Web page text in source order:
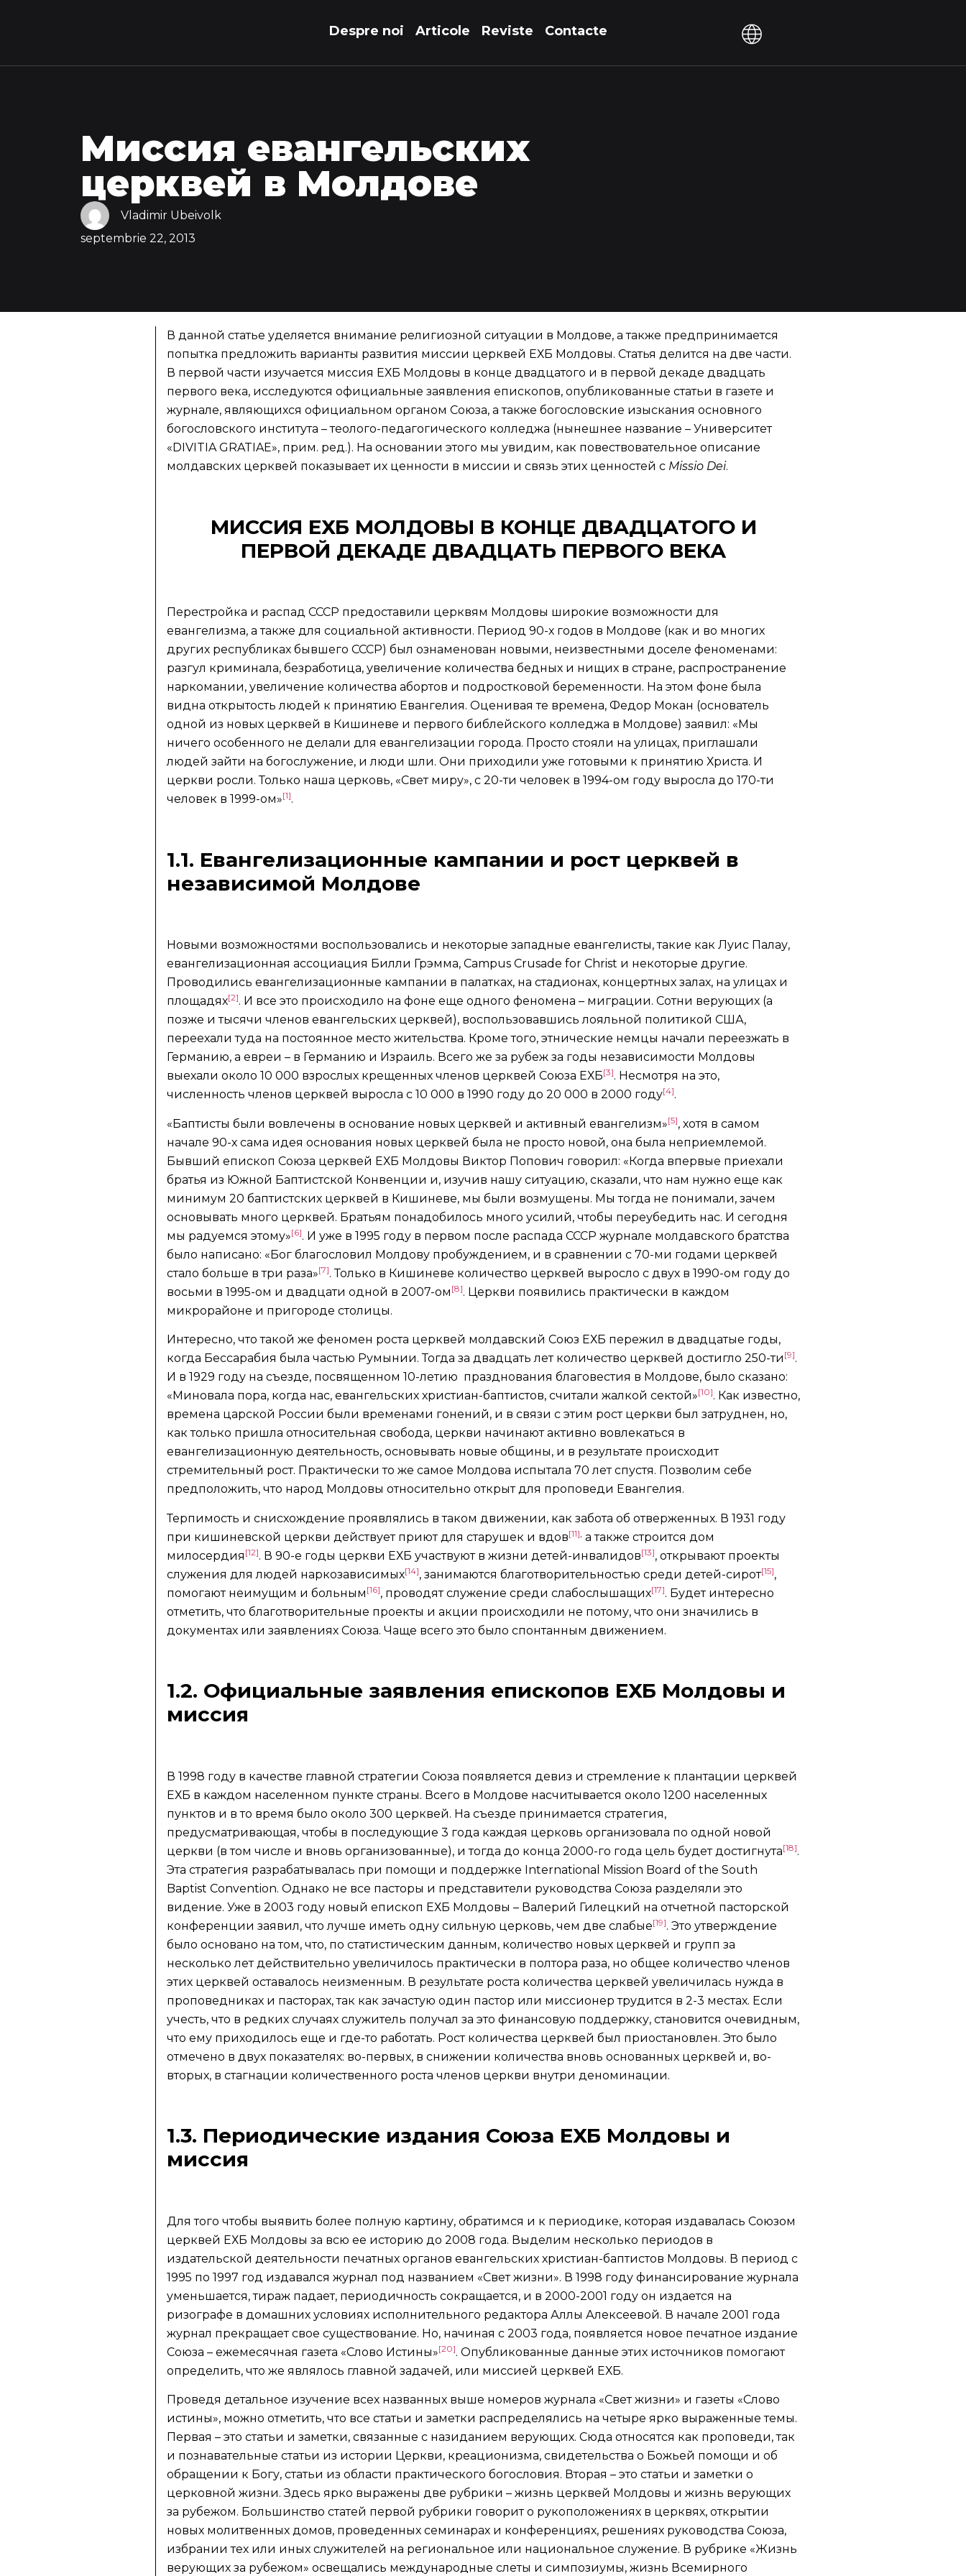
Despre noi Articole Reviste Contacte
Миссия евангельских
церквей в Молдове
Vladimir Ubeivolk
septembrie 22, 2013
В данной статье уделяется внимание религиозной ситуации в Молдове, а также предпринимается
попытка предложить варианты развития миссии церквей ЕХБ Молдовы. Статья делится на две части.
В первой части изучается миссия ЕХБ Молдовы в конце двадцатого и в первой декаде двадцать
первого века, исследуются официальные заявления епископов, опубликованные статьи в газете и
журнале, являющихся официальном органом Союза, а также богословские изыскания основного
богословского института – теолого-педагогического колледжа (нынешнее название – Университет
«DIVITIA GRATIAE», прим. ред.). На основании этого мы увидим, как повествовательное описание
молдавских церквей показывает их ценности в миссии и связь этих ценностей с Missio Dei.
МИССИЯ ЕХБ МОЛДОВЫ В КОНЦЕ ДВАДЦАТОГО И
ПЕРВОЙ ДЕКАДЕ ДВАДЦАТЬ ПЕРВОГО ВЕКА
Перестройка и распад СССР предоставили церквям Молдовы широкие возможности для
евангелизма, а также для социальной активности. Период 90-х годов в Молдове (как и во многих
других республиках бывшего СССР) был ознаменован новыми, неизвестными доселе феноменами:
разгул криминала, безработица, увеличение количества бедных и нищих в стране, распространение
наркомании, увеличение количества абортов и подростковой беременности. На этом фоне была
видна открытость людей к принятию Евангелия. Оценивая те времена, Федор Мокан (основатель
одной из новых церквей в Кишиневе и первого библейского колледжа в Молдове) заявил: «Мы
ничего особенного не делали для евангелизации города. Просто стояли на улицах, приглашали
людей зайти на богослужение, и люди шли. Они приходили уже готовыми к принятию Христа. И
церкви росли. Только наша церковь, «Свет миру», с 20-ти человек в 1994-ом году выросла до 170-ти
человек в 1999-ом»[1].
1.1. Евангелизационные кампании и рост церквей в
независимой Молдове
Новыми возможностями воспользовались и некоторые западные евангелисты, такие как Луис Палау,
евангелизационная ассоциация Билли Грэмма, Campus Crusade for Christ и некоторые другие.
Проводились евангелизационные кампании в палатках, на стадионах, концертных залах, на улицах и
площадях[2]. И все это происходило на фоне еще одного феномена – миграции. Сотни верующих (а
позже и тысячи членов евангельских церквей), воспользовавшись лояльной политикой США,
переехали туда на постоянное место жительства. Кроме того, этнические немцы начали переезжать в
Германию, а евреи – в Германию и Израиль. Всего же за рубеж за годы независимости Молдовы
выехали около 10 000 взрослых крещенных членов церквей Союза ЕХБ[3]. Несмотря на это,
численность членов церквей выросла с 10 000 в 1990 году до 20 000 в 2000 году[4].
«Баптисты были вовлечены в основание новых церквей и активный евангелизм»[5], хотя в самом
начале 90-х сама идея основания новых церквей была не просто новой, она была неприемлемой.
Бывший епископ Союза церквей ЕХБ Молдовы Виктор Попович говорил: «Когда впервые приехали
братья из Южной Баптистской Конвенции и, изучив нашу ситуацию, сказали, что нам нужно еще как
минимум 20 баптистских церквей в Кишиневе, мы были возмущены. Мы тогда не понимали, зачем
основывать много церквей. Братьям понадобилось много усилий, чтобы переубедить нас. И сегодня
мы радуемся этому»[6]. И уже в 1995 году в первом после распада СССР журнале молдавского братства
было написано: «Бог благословил Молдову пробуждением, и в сравнении с 70-ми годами церквей
стало больше в три раза»[7]. Только в Кишиневе количество церквей выросло с двух в 1990-ом году до
восьми в 1995-ом и двадцати одной в 2007-ом [8]. Церкви появились практически в каждом
микрорайоне и пригороде столицы.
Интересно, что такой же феномен роста церквей молдавский Союз ЕХБ пережил в двадцатые годы,
когда Бессарабия была частью Румынии. Тогда за двадцать лет количество церквей достигло 250-ти [9].
И в 1929 году на съезде, посвященном 10-летию празднования благовестия в Молдове, было сказано:
«Миновала пора, когда нас, евангельских христиан-баптистов, считали жалкой сектой»[10]. Как известно,
времена царской России были временами гонений, и в связи с этим рост церкви был затруднен, но,
как только пришла относительная свобода, церкви начинают активно вовлекаться в
евангелизационную деятельность, основывать новые общины, и в результате происходит
стремительный рост. Практически то же самое Молдова испытала 70 лет спустя. Позволим себе
предположить, что народ Молдовы относительно открыт для проповеди Евангелия.
Терпимость и снисхождение проявлялись в таком движении, как забота об отверженных. В 1931 году
при кишиневской церкви действует приют для старушек и вдов[11] а также строится дом
милосердия [12]. В 90-е годы церкви ЕХБ участвуют в жизни детей-инвалидов[13], открывают проекты
служения для людей наркозависимых[14], занимаются благотворительностью среди детей-сирот[15],
помогают неимущим и больным [16], проводят служение среди слабослышащих[17]. Будет интересно
отметить, что благотворительные проекты и акции происходили не потому, что они значились в
документах или заявлениях Союза. Чаще всего это было спонтанным движением.
1.2. Официальные заявления епископов ЕХБ Молдовы и
миссия
В 1998 году в качестве главной стратегии Союза появляется девиз и стремление к плантации церквей
ЕХБ в каждом населенном пункте страны. Всего в Молдове насчитывается около 1200 населенных
пунктов и в то время было около 300 церквей. На съезде принимается стратегия,
предусматривающая, чтобы в последующие 3 года каждая церковь организовала по одной новой
церкви (в том числе и вновь организованные), и тогда до конца 2000-го года цель будет достигнута[18].
Эта стратегия разрабатывалась при помощи и поддержке International Mission Board of the South
Baptist Convention. Однако не все пасторы и представители руководства Союза разделяли это
видение. Уже в 2003 году новый епископ ЕХБ Молдовы – Валерий Гилецкий на отчетной пасторской
конференции заявил, что лучше иметь одну сильную церковь, чем две слабые[19]. Это утверждение
было основано на том, что, по статистическим данным, количество новых церквей и групп за
несколько лет действительно увеличилось практически в полтора раза, но общее количество членов
этих церквей оставалось неизменным. В результате роста количества церквей увеличилась нужда в
проповедниках и пасторах, так как зачастую один пастор или миссионер трудится в 2-3 местах. Если
учесть, что в редких случаях служитель получал за это финансовую поддержку, становится очевидным,
что ему приходилось еще и где-то работать. Рост количества церквей был приостановлен. Это было
отмечено в двух показателях: во-первых, в снижении количества вновь основанных церквей и, во-
вторых, в стагнации количественного роста членов церкви внутри деноминации.
1.3. Периодические издания Союза ЕХБ Молдовы и
миссия
Для того чтобы выявить более полную картину, обратимся и к периодике, которая издавалась Союзом
церквей ЕХБ Молдовы за всю ее историю до 2008 года. Выделим несколько периодов в
издательской деятельности печатных органов евангельских христиан-баптистов Молдовы. В период с
1995 по 1997 год издавался журнал под названием «Свет жизни». В 1998 году финансирование журнала
уменьшается, тираж падает, периодичность сокращается, и в 2000-2001 году он издается на
ризографе в домашних условиях исполнительного редактора Аллы Алексеевой. В начале 2001 года
журнал прекращает свое существование. Но, начиная с 2003 года, появляется новое печатное издание
Союза – ежемесячная газета «Слово Истины»[20]. Опубликованные данные этих источников помогают
определить, что же являлось главной задачей, или миссией церквей ЕХБ.
Проведя детальное изучение всех названных выше номеров журнала «Свет жизни» и газеты «Слово
истины», можно отметить, что все статьи и заметки распределялись на четыре ярко выраженные темы.
Первая – это статьи и заметки, связанные с назиданием верующих. Сюда относятся как проповеди, так
и познавательные статьи из истории Церкви, креационизма, свидетельства о Божьей помощи и об
обращении к Богу, статьи из области практического богословия. Вторая – это статьи и заметки о
церковной жизни. Здесь ярко выражены две рубрики – жизнь церквей Молдовы и жизнь верующих
за рубежом. Большинство статей первой рубрики говорит о рукоположениях в церквях, открытии
новых молитвенных домов, проведенных семинарах и конференциях, решениях руководства Союза,
избрании тех или иных служителей на региональное или национальное служение. В рубрике «Жизнь
верующих за рубежом» освещались международные слеты и симпозиумы, жизнь Всемирного